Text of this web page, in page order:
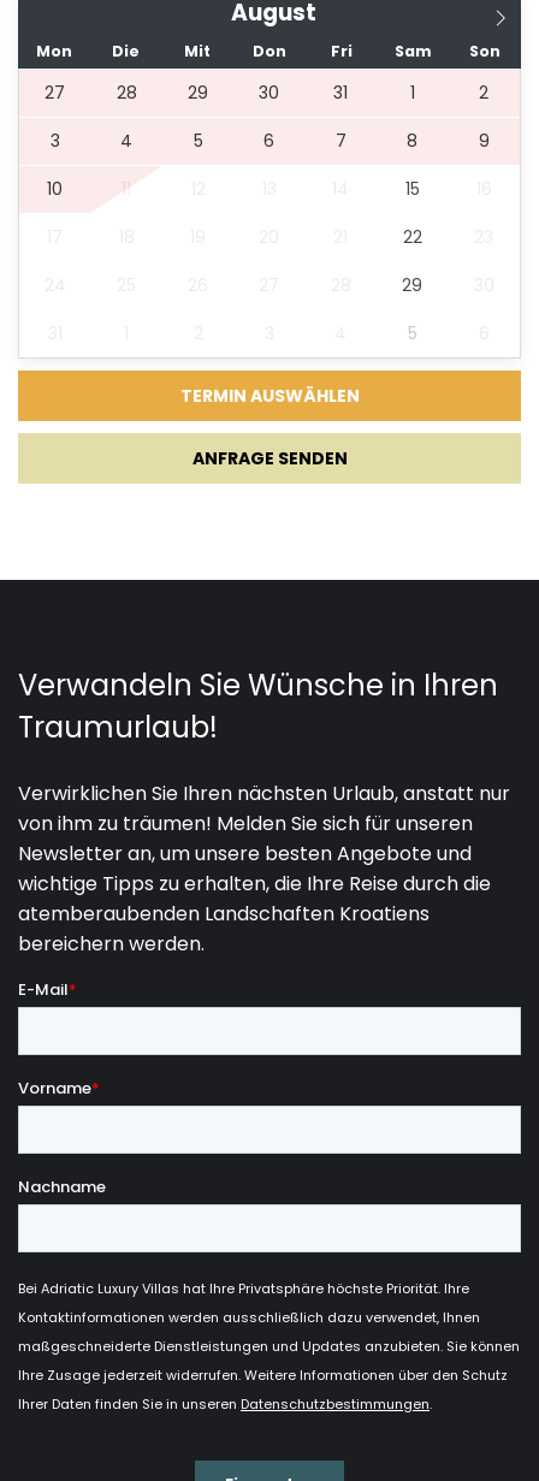
Kamin
Unterhaltung
August
Mon Die Mit Don Fri Sam Son
27 28 29 30 31 1
2
3
4 5 6 7 8
9
10
11 15
22
29
5
ANFRAGE SENDEN